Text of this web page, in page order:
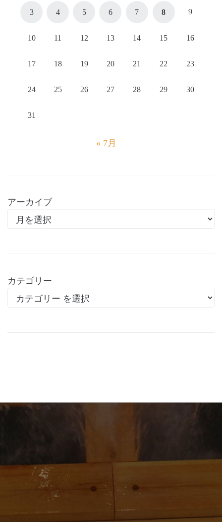
3 4 5 6 7 8 9
10 11 12 13 14 15 16
17 18 19 20 21 22 23
24 25 26 27 28 29 30
31
« 7月
アーカイブ
カテゴリー